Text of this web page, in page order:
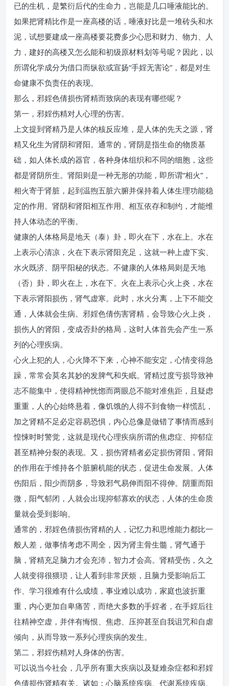
已的生机，是繁衍后代的生命力，岂能是几口唾液能比的。
如果把肾精比作是一座高楼的话，唾液好比是一堆砖头和水
泥，试想要建成一座高楼要花费多少心思和财力、物力、人
力，建好的高楼又怎么能和初级原材料划等号呢？因此，以
所谓化学成分为借口而纵欲或宣扬“手婬无害论”，都是对生
命健康不负责任的表现。
那么，邪婬色倩损伤肾精而致病的表现有哪些呢？
第一，邪婬伤精对人心理的伤害。
上文提到肾精乃是人体的核反应堆，是人体的先天之源，肾
精又化生为肾阴和肾阳。通常的，肾阴是指生命的物质基
础，如人体长成的器官，各种身体组织和不同的细胞，这些
都是肾阴所生。肾阳则是一种无形的功能，即所谓“相火”，
相火寄于肾脏，起到温煦五脏六腑并保持着人体生理功能稳
定的作用。肾阴和肾阳相互作用、相互依存和制约，才能维
持人体动态的平衡。
健康的人体格局是地天（泰）卦，即火在下，水在上。水在
上表示心清凉，火在下表示肾阳充足，这就一种上虚下实、
水火既济、阴平阳秘的状态。不健康的人体格局则是天地
（否）卦，即火在上，水在下。火在上表示心火上炎，水在
下表示肾阳损伤，肾气虚寒。此时，水火分离，上下不能交
通，人体就会生病。邪婬色倩伤害肾精，会导致心火上炎，
损伤人的肾阳，变成否卦的格局，这时人体首先会产生一系
列的心理疾病。
心火上犯的人，心火降不下来，心神不能安定，心情变得急
躁，常常会莫名其妙的发脾气和失眠。肾精过度亏损导致神
志不能集中，使得精神恍惚而两眼总不能对准焦距，且疑虑
重重，人的心始终悬着，像饥饿的人得不到食物一样慌乱，
加之肾精不足必定容易恐惧，内心总像是做错了事情而感到
惶悚时时警觉，这就是现代心理疾病所谓的焦虑症、抑郁症
甚至精神分裂的表现。又，损伤肾精者必定损伤肾阳，肾阳
的作用在于维持各个脏腑机能的状态，促进生命发展。人体
伤阳后，阳少而阴多，导致邪气易伸而阳不得伸。阴重而阳
微，阳气郁闭，人就会出现抑郁寡欢的状态，人体的生命质
量就会受到影响。
通常的，邪婬色倩损伤肾精的人，记忆力和思维能力都比一
般人差，做事情考虑不周全，因为肾主骨生髓，肾气通于
脑，肾精充足脑力才会充沛，智力才会高。肾精受伤，久之
人就变得很猥琐，让人看到非常厌烦，且脑力受影响后工
作、学习很难有什么成绩，事业难以成功，家庭也波折重
重，内心更加自卑痛苦，而绝大多数的手婬者，在手婬后往
往精神空虚，并伴有悔恨、焦虑、压抑甚至自我诅咒和自虐
倾向，从而导致一系列心理疾病的发生。
第二，邪婬伤精对人身体的伤害。
可以说当今社会，几乎所有重大疾病以及疑难杂症都和邪婬
色倩损伤肾精有关。诸如：心脑系统疾病、代谢系统疾病、